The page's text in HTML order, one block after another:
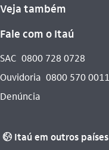
Veja também
Fale com o Itaú
SAC 0800 728 0728
Ouvidoria 0800 570 0011
Denúncia
globo_outline Itaú em outros países